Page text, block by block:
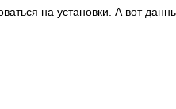
на установки. А вот